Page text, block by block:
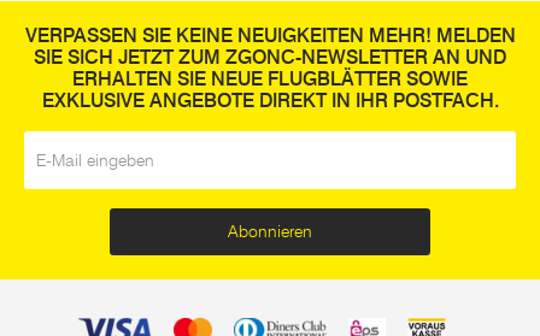
VERPASSEN SIE KEINE NEUIGKEITEN MEHR! MELDEN
SIE SICH JETZT ZUM ZGONC-NEWSLETTER AN UND
ERHALTEN SIE NEUE FLUGBLÄTTER SOWIE
EXKLUSIVE ANGEBOTE DIREKT IN IHR POSTFACH.
Abonnieren